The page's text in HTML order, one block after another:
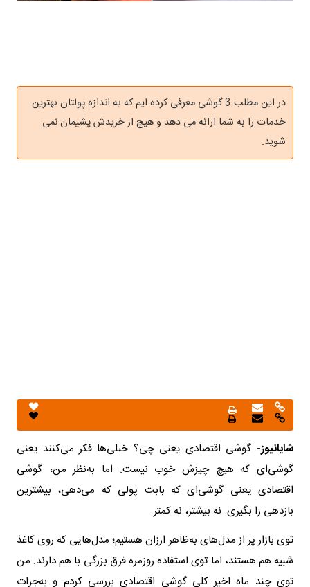
در این مطلب 3 گوشی معرفی کرده ایم که به اندازه پولتان بهترین
خدمات را به شما ارائه می دهد و هیچ از خریدش پشیمان نمی
شوید.
شایانیوز- گوشی اقتصادی یعنی چی؟ خیلی‌ها فکر می‌کنند یعنی
گوشی‌ای که هیچ چیزش خوب نیست. اما به‌نظر من، گوشی
اقتصادی یعنی گوشی‌ای که بابت پولی که می‌دهی، بیشترین
بازدهی را بگیری. نه بیشتر، نه کمتر.
توی بازار پر از مدل‌های به‌ظاهر ارزان هستیم؛ مدل‌هایی که روی کاغذ
شبیه هم هستند، اما توی استفاده روزمره فرق بزرگی با هم دارند. من
توی چند ماه اخیر کلی گوشی اقتصادی بررسی کردم و به‌جرات